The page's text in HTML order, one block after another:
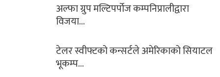
अल्फा ग्रुप मल्टिपर्पोज कम्पनिप्रालीद्वारा
विजया…
टेलर स्वीफ्टको कन्सर्टले अमेरिकाको सियाटल
भूकम्प…